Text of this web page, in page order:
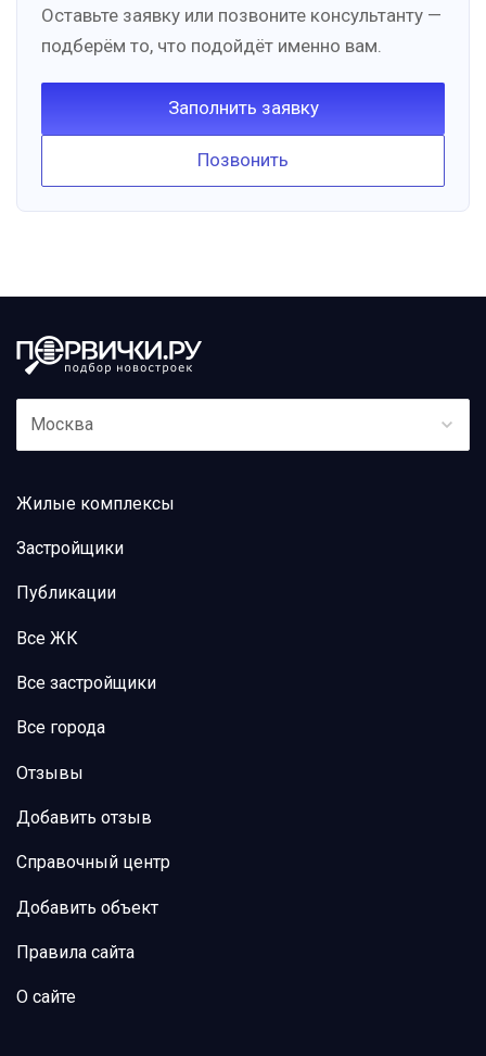
Оставьте заявку или позвоните консультанту —
подберём то, что подойдёт именно вам.
Заполнить заявку
Позвонить
Москва
Жилые комплексы
Застройщики
Публикации
Все ЖК
Все застройщики
Все города
Отзывы
Добавить отзыв
Справочный центр
Добавить объект
Правила сайта
О сайте